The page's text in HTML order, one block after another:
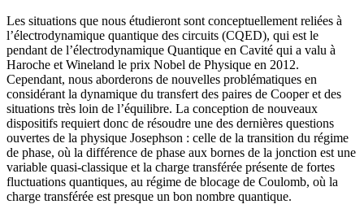
Les situations que nous étudieront sont conceptuellement reliées à
l’électrodynamique quantique des circuits (CQED), qui est le
pendant de l’électrodynamique Quantique en Cavité qui a valu à
Haroche et Wineland le prix Nobel de Physique en 2012.
Cependant, nous aborderons de nouvelles problématiques en
considérant la dynamique du transfert des paires de Cooper et des
situations très loin de l’équilibre. La conception de nouveaux
dispositifs requiert donc de résoudre une des dernières questions
ouvertes de la physique Josephson : celle de la transition du régime
de phase, où la différence de phase aux bornes de la jonction est une
variable quasi-classique et la charge transférée présente de fortes
fluctuations quantiques, au régime de blocage de Coulomb, où la
charge transférée est presque un bon nombre quantique.